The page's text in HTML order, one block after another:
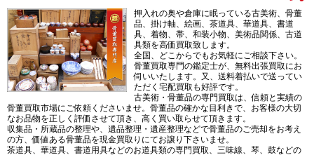
押入れの奥や倉庫に眠っている古美術、骨董
品、掛け軸、絵画、茶道具、華道具、書道
具、着物、帯、和装小物、美術品関係、古道
具類を高価買取致します。
全国、どこからでもお気軽にご相談下さい。
骨董買取専門の鑑定士が、無料出張買取にお
伺いいたします。又、送料着払いで送ってい
ただく宅配買取も好評です。
古美術・骨董品の専門買取は、信頼と実績の
骨董買取市場にご依頼くださいませ。骨董品の確かな目利きで、お客様の大切
なお品物を正しく評価させて頂き、高く買い取らせて頂きます。
収集品・所蔵品の整理や、遺品整理・遺産整理などで骨董品のご売却をお考え
の方、価値ある骨董品を現金買取りにてお譲り下さいませ。
茶道具、華道具、書道用具などのお道具類の専門買取、三味線、琴、鼓などの